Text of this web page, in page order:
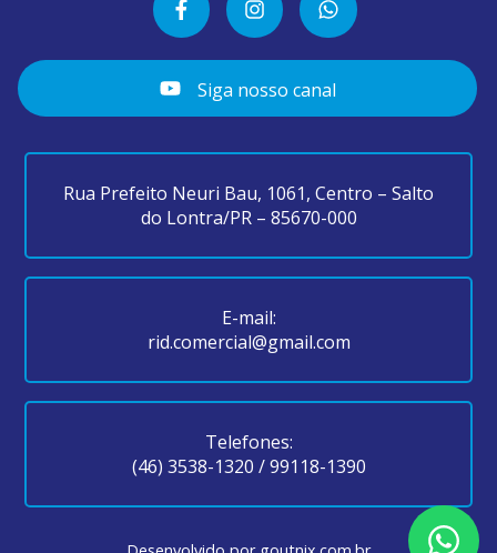
Siga nosso canal
Rua Prefeito Neuri Bau, 1061, Centro – Salto
do Lontra/PR – 85670-000
E-mail:
rid.comercial@gmail.com
Telefones:
(46) 3538-1320 /99118-1390